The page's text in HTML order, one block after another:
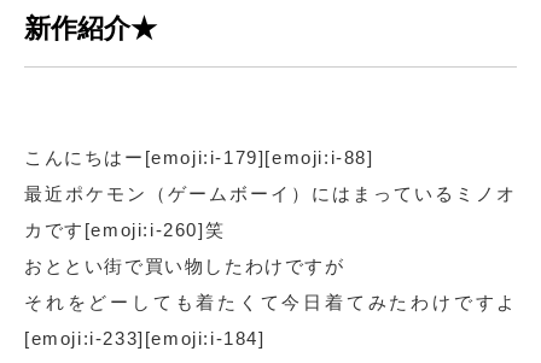
新作紹介★
こんにちはー[emoji:i-179][emoji:i-88]
最近ポケモン（ゲームボーイ）にはまっているミノオ
カです[emoji:i-260]笑
おととい街で買い物したわけですが
それをどーしても着たくて今日着てみたわけですよ
[emoji:i-233][emoji:i-184]